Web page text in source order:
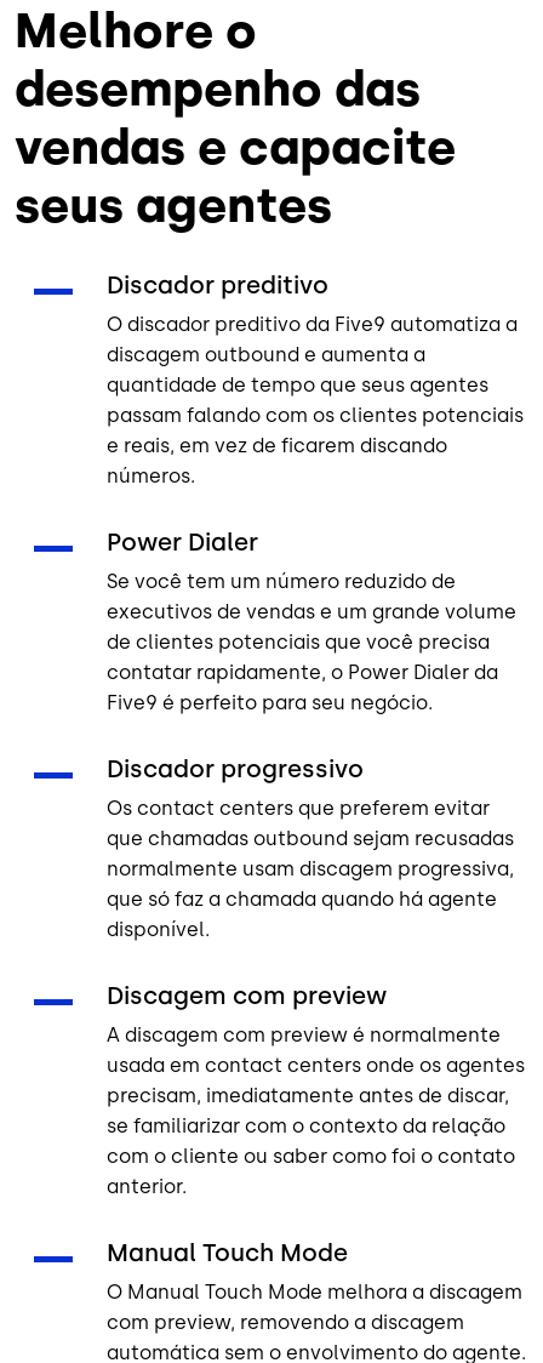
Melhore o
desempenho das
vendas e capacite
seus agentes
Discador preditivo
O discador preditivo da Five9 automatiza a
discagem outbound e aumenta a
quantidade de tempo que seus agentes
passam falando com os clientes potenciais
e reais, em vez de ficarem discando
números.
Power Dialer
Se você tem um número reduzido de
executivos de vendas e um grande volume
de clientes potenciais que você precisa
contatar rapidamente, o Power Dialer da
Five9 é perfeito para seu negócio.
Discador progressivo
Os contact centers que preferem evitar
que chamadas outbound sejam recusadas
normalmente usam discagem progressiva,
que só faz a chamada quando há agente
disponível.
Discagem com preview
A discagem com preview é normalmente
usada em contact centers onde os agentes
precisam, imediatamente antes de discar,
se familiarizar com o contexto da relação
com o cliente ou saber como foi o contato
anterior.
Manual Touch Mode
O Manual Touch Mode melhora a discagem
com preview, removendo a discagem
automática sem o envolvimento do agente.